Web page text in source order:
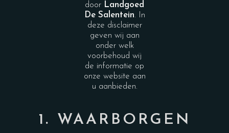
door Landgoed
De Salentein. In
deze disclaimer
geven wij aan
onder welk
voorbehoud wij
de informatie op
onze website aan
u aanbieden.
1. WAARBORGEN